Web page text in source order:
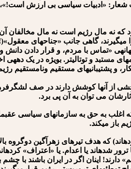
«ادبیات سیاسی بی ارزش است!»،
که نه مال رژیم است نه مال مخالفان
گاهی جانب «جناح⁯های
«تماس با مردم، و قرار دادن دانش و
مستبد و توتالیتر. بویژه در یک
و پشتیبانی⁯های مستقیم
از آنها کوشش دارند در صف
می توان به آن پی برد.
به حق به سازمانهای سیاسی
باز می⁯کند.
که هدف تیرهای زهرآگین دوگروه
ترور شده⁯اند یا اعدام. یا «اعتراف»
دارند! اینان اگر در ایران باشند با